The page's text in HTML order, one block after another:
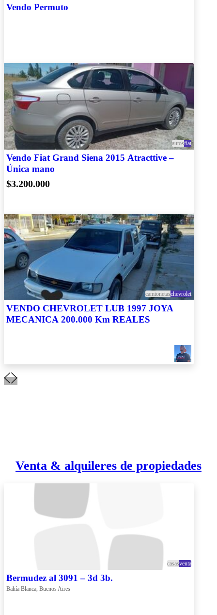
Vendo Permuto
autosfiat
Vendo Fiat Grand Siena 2015 Atracttive –
Única mano
$3.200.000
camionetaschevrolet
VENDO CHEVROLET LUB 1997 JOYA
MECANICA 200.000 Km REALES
Venta & alquileres de propiedades
casasventa
Bermudez al 3091 – 3d 3b.
Bahía Blanca, Buenos Aires